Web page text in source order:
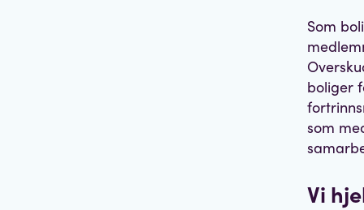
Som
boliger
som
Vi